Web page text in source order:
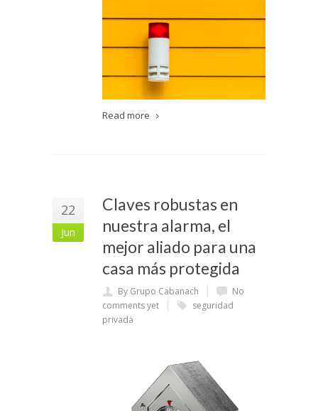
Read more
22
Jun
Claves robustas en
nuestra alarma, el
mejor aliado para una
casa más protegida
By Grupo Cabanach
No
comments yet
seguridad
privada